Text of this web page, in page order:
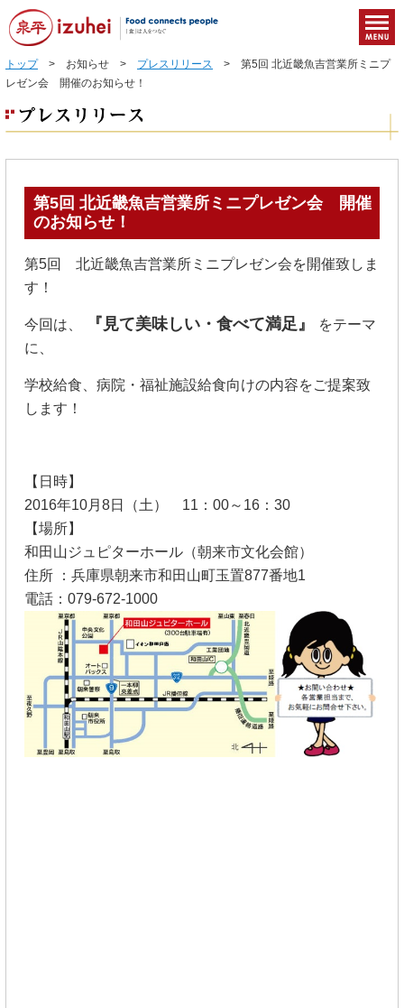
トップ> お知らせ > プレスリリース > 第5回 北近畿魚吉営業所ミニプ
レゼン会 開催のお知らせ！
第5回 北近畿魚吉営業所ミニプレゼン会 開催
のお知らせ！
第5回 北近畿魚吉営業所ミニプレゼン会を開催致しま
す！
今回は、 『見て美味しい・食べて満足』
をテーマ
に、
学校給食、病院・福祉施設給食向けの内容をご提案致
します！
【日時】
2016年10月8日（土） 11：00～16：30
【場所】
和田山ジュピターホール（朝来市文化会館）
住所 ：兵庫県朝来市和田山町玉置877番地1
電話：079-672-1000